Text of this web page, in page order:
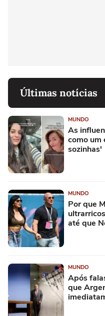
Últimas notícias
MUNDO
As
como um
sozinhas'
MUNDO
Por que
até que
MUNDO
Após
que